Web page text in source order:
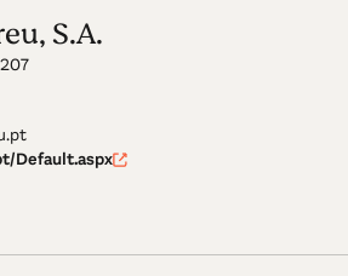
S.A.
Default.aspx